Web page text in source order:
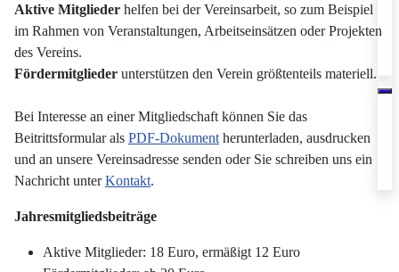
Aktive Mitglieder helfen bei der Vereinsarbeit, so zum Beispiel
im Rahmen von Veranstaltungen, Arbeitseinsätzen oder Projekten
des Vereins.
Fördermitglieder unterstützen den Verein größtenteils materiell.
Bei Interesse an einer Mitgliedschaft können Sie das
Beitrittsformular als PDF-Dokument herunterladen, ausdrucken
und an unsere Vereinsadresse senden oder Sie schreiben uns ein
Nachricht unterKontakt.
Jahresmitgliedsbeiträge
Aktive Mitglieder: 18 Euro, ermäßigt 12 Euro